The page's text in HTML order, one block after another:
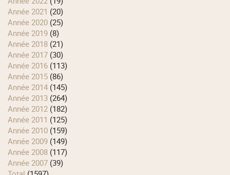
année 2021 (20)
année 2020 (25)
année 2019 (8)
année 2018 (21)
année 2017 (30)
année 2016 (113)
année 2015 (86)
année 2014 (145)
année 2013 (264)
année 2012 (182)
année 2011 (125)
année 2010 (159)
année 2009 (149)
année 2008 (117)
année 2007 (39)